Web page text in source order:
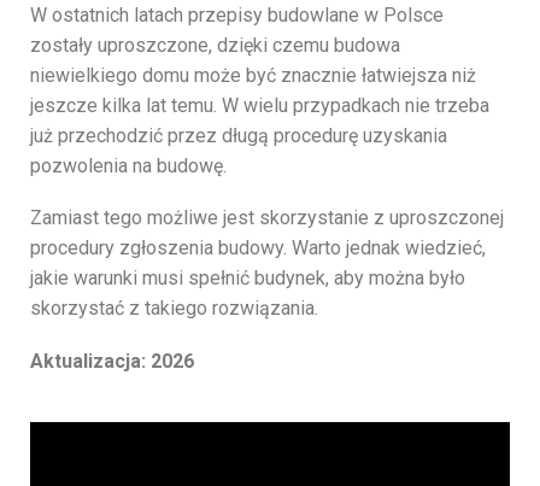
W ostatnich latach przepisy budowlane w Polsce
zostały uproszczone, dzięki czemu budowa
niewielkiego domu może być znacznie łatwiejsza niż
jeszcze kilka lat temu. W wielu przypadkach nie trzeba
już przechodzić przez długą procedurę uzyskania
pozwolenia na budowę.
Zamiast tego możliwe jest skorzystanie z uproszczonej
procedury zgłoszenia budowy. Warto jednak wiedzieć,
jakie warunki musi spełnić budynek, aby można było
skorzystać z takiego rozwiązania.
Aktualizacja: 2026